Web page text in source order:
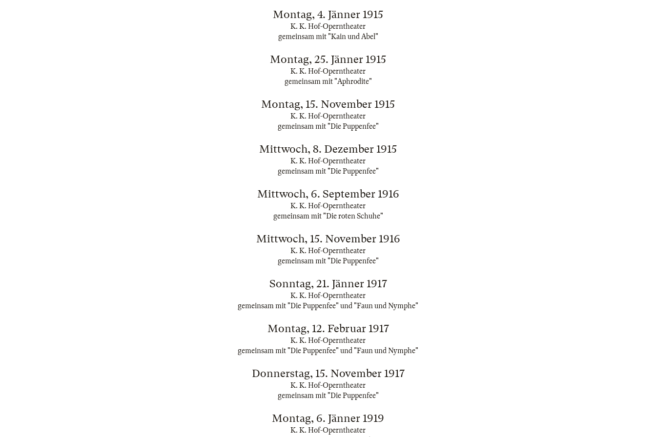
Montag, 4. Jänner 1915
K. K. Hof-Operntheater
gemeinsam mit "Kain und Abel"
Montag, 25. Jänner 1915
K. K. Hof-Operntheater
gemeinsam mit "Aphrodite"
Montag, 15. November 1915
K. K. Hof-Operntheater
gemeinsam mit "Die Puppenfee"
Mittwoch, 8. Dezember 1915
K. K. Hof-Operntheater
gemeinsam mit "Die Puppenfee"
Mittwoch, 6. September 1916
K. K. Hof-Operntheater
gemeinsam mit "Die roten Schuhe"
Mittwoch, 15. November 1916
K. K. Hof-Operntheater
gemeinsam mit "Die Puppenfee"
Sonntag, 21. Jänner 1917
K. K. Hof-Operntheater
gemeinsam mit "Die Puppenfee" und "Faun und Nymphe"
Montag, 12. Februar 1917
K. K. Hof-Operntheater
gemeinsam mit "Die Puppenfee" und "Faun und Nymphe"
Donnerstag, 15. November 1917
K. K. Hof-Operntheater
gemeinsam mit "Die Puppenfee"
Montag, 6. Jänner 1919
K. K. Hof-Operntheater